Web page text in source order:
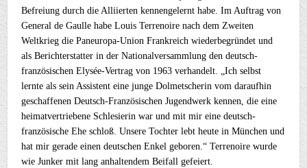
Befreiung durch die Alliierten kennengelernt habe. Im Auftrag von
General de Gaulle habe Louis Terrenoire nach dem Zweiten
Weltkrieg die Paneuropa-Union Frankreich wiederbegründet und
als Berichterstatter in der Nationalversammlung den deutsch-
französischen Elysée-Vertrag von 1963 verhandelt. „Ich selbst
lernte als sein Assistent eine junge Dolmetscherin vom daraufhin
geschaffenen Deutsch-Französischen Jugendwerk kennen, die eine
heimatvertriebene Schlesierin war und mit mir eine deutsch-
französische Ehe schloß. Unsere Tochter lebt heute in München und
hat mir gerade einen deutschen Enkel geboren.“ Terrenoire wurde
wie Junker mit lang anhaltendem Beifall gefeiert.